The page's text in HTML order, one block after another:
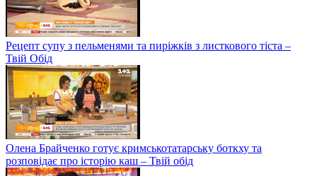
Рецепт супу з пельменями та пиріжків з листкового тіста –
Твій Обід
Олена Брайченко готує кримськотатарську боткху та
розповідає про історію каш – Твій обід